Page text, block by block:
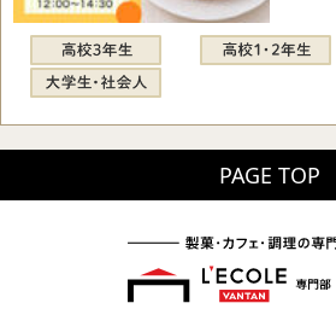
PAGE TOP